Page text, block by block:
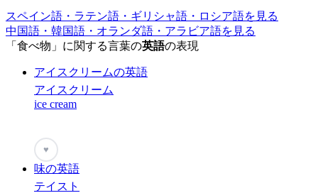
スペイン語・ラテン語・ギリシャ語・ロシア語を見る
中国語・韓国語・オランダ語・アラビア語を見る
「食べ物」に関する言葉の英語の表現
アイスクリームの英語
アイスクリーム
ice cream
♥
味の英語
テイスト